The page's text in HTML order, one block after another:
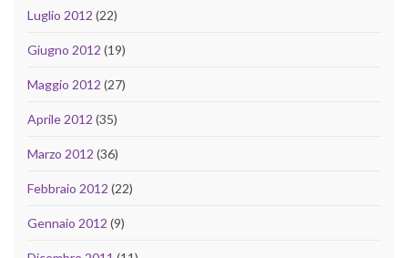
Luglio 2012 (22)
Giugno 2012 (19)
Maggio 2012 (27)
Aprile 2012 (35)
Marzo 2012 (36)
Febbraio 2012 (22)
Gennaio 2012 (9)